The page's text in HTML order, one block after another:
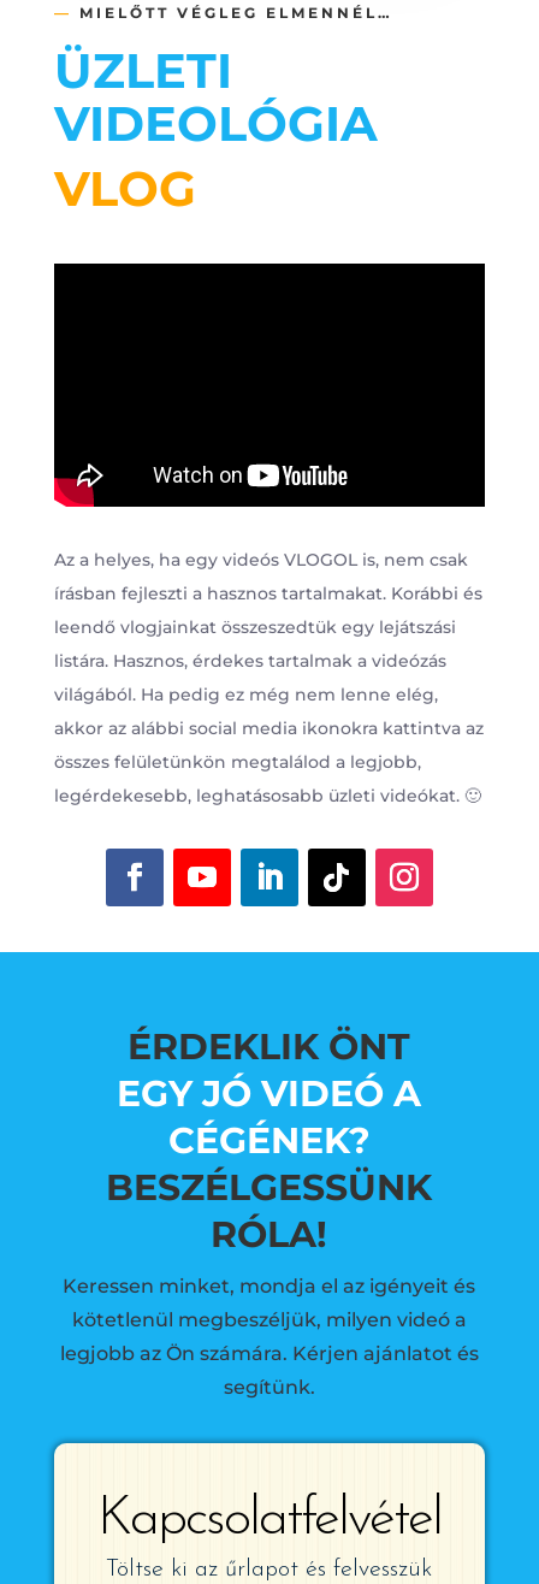
— MIELŐTT VÉGLEG ELMENNÉL…
ÜZLETI
VIDEOLÓGIA
VLOG
Az a helyes, ha egy videós VLOGOL is, nem csak
írásban fejleszti a hasznos tartalmakat. Korábbi és
leendő vlogjainkat összeszedtük egy lejátszási
listára. Hasznos, érdekes tartalmak a videózás
világából. Ha pedig ez még nem lenne elég,
akkor az alábbi social media ikonokra kattintva az
összes felületünkön megtalálod a legjobb,
legérdekesebb, leghatásosabb üzleti videókat. 🙂
ÉRDEKLIK ÖNT
EGY JÓ VIDEÓ A
CÉGÉNEK?
BESZÉLGESSÜNK
RÓLA!
Keressen minket, mondja el az igényeit és
kötetlenül megbeszéljük, milyen videó a
legjobb az Ön számára. Kérjen ajánlatot és
segítünk.
Kapcsolatfelvétel
Töltse ki az űrlapot és felvesszük